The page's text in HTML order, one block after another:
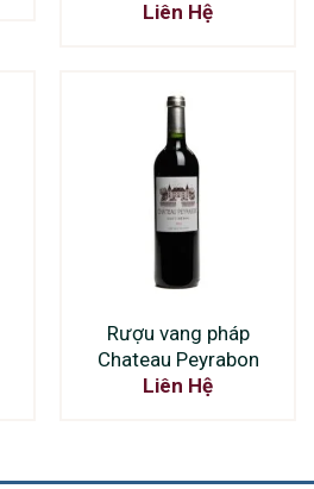
Liên Hệ
Rượu vang pháp
Chateau Peyrabon
Liên Hệ